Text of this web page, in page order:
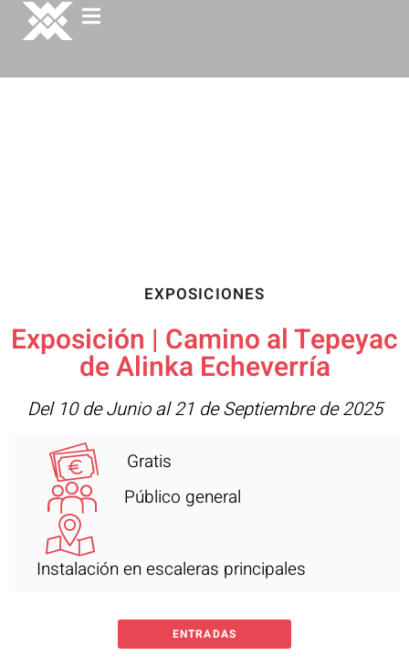
EXPOSICIONES
Exposición | Camino al Tepeyac
de Alinka Echeverría
Del 10 de Junio al 21 de Septiembre de 2025
Gratis
Público general
Instalación en escaleras principales
ENTRADAS